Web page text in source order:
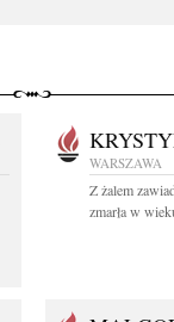
WARSZAWA
Z żalem
zmarła w